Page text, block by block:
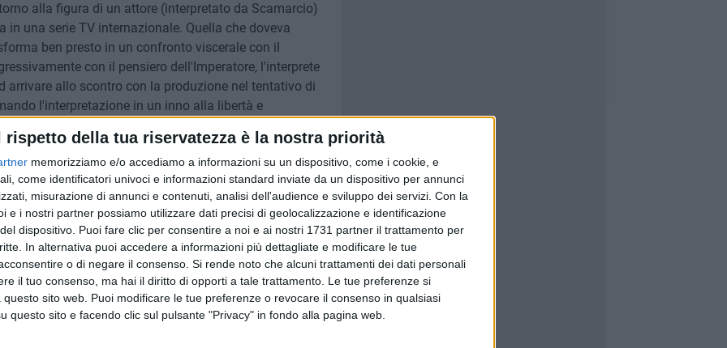
rispetto della tua riservatezza è la nostra priorità
memorizziamo e/o accediamo a informazioni su un dispositivo, come i cookie, e
come identificatori univoci e informazioni standard inviate da un dispositivo per annunci
misurazione di annunci e contenuti, analisi dell'audience e sviluppo dei servizi. Con la
e i nostri partner possiamo utilizzare dati precisi di geolocalizzazione e identificazione
dispositivo. Puoi fare clic per consentire a noi e ai nostri 1731 partner il trattamento per
In alternativa puoi accedere a informazioni più dettagliate e modificare le tue
o di negare il consenso. Si rende noto che alcuni trattamenti dei dati personali
il tuo consenso, ma hai il diritto di opporti a tale trattamento. Le tue preferenze si
sito web. Puoi modificare le tue preferenze o revocare il consenso in qualsiasi
questo sito e facendo clic sul pulsante "Privacy" in fondo alla pagina web.
alla figura di un attore (interpretato da Scamarcio)
in una serie TV internazionale. Quella che doveva
ben presto in un confronto viscerale con il
con il pensiero dell'Imperatore, l'interprete
arrivare allo scontro con la produzione nel tentativo di
l'interpretazione in un inno alla libertà e
di questa fase di riprese. I ciaksi stanno
scenario diCastel del Monte , anche aBari,
la produzione si sposterà in Basilicata
per poi concludersi a Palermo.
a dicembre 2025 in altri luoghi chiave della
di Federico II) e Napoli (dove fondò l'Università nel
e istituzionale di